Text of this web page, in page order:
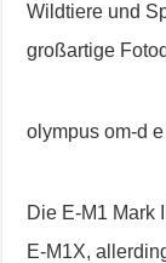
Wildtiere und
großartige
olympus om-d
Die E-M1 Mark
E-M1X,